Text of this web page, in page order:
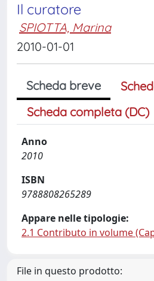
Il curatore
SPIOTTA, Marina
2010-01-01
Scheda breve
Scheda completa (DC)
Anno
2010
ISBN
9788808265289
Appare nelle tipologie:
2.1 Contributo in volume
File in questo prodotto: